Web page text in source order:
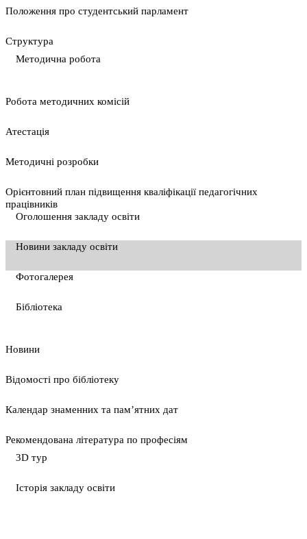
Положення про студентський парламент
Cтруктура
Методична робота
Pобота методичних комісій
Атестація
Методичні розробки
Орієнтовний план підвищення кваліфікації педагогічних
працівників
Оголошення закладу освіти
Новини закладу освіти
Фотогалерея
Бібліотека
Новини
Відомості про бібліотеку
Календар знаменних та пам’ятних дат
Рекомендована література по професіям
3D тур
Історія закладу освіти